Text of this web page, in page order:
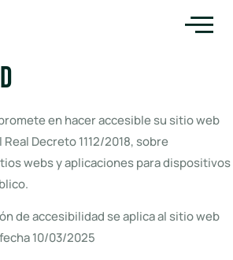
en hacer accesible su sitio web
Decreto 1112/2018, sobre
webs y aplicaciones para dispositivos
de accesibilidad se aplica al sitio web
10/03/2025